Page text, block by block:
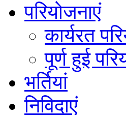
परियोजनाएं
कार्यरत
पूर्ण हुई
भर्तियां
निविदाएं